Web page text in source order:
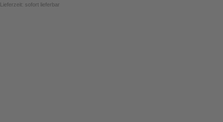
Lieferzeit: sofort lieferbar